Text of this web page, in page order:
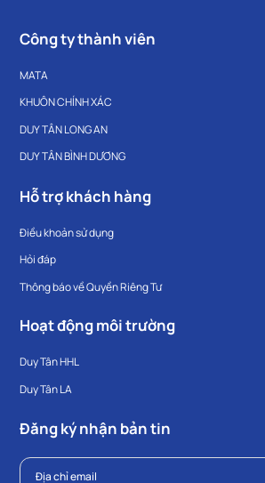
Công ty thành viên
MATA
KHUÔN CHÍNH XÁC
DUY TÂN LONG AN
DUY TÂN BÌNH DƯƠNG
Hỗ trợ khách hàng
Điều khoản sử dụng
Hỏi đáp
Thông báo về Quyền Riêng Tư
Hoạt động môi trường
Duy Tân HHL
Duy Tân LA
Đăng ký nhận bản tin